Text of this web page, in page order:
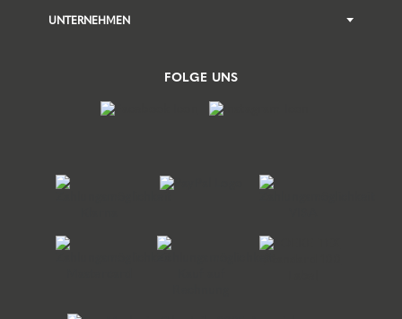
UNTERNEHMEN
FOLGE UNS